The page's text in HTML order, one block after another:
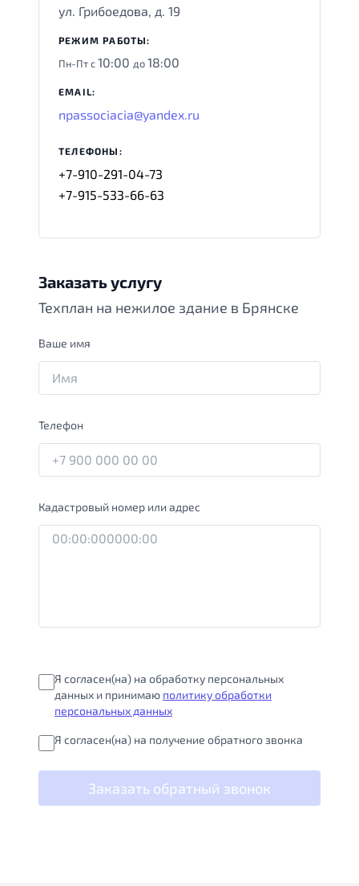
ул. Грибоедова, д. 19
РЕЖИМ РАБОТЫ:
Пн-Пт с10:00 до18:00
EMAIL:
npassociacia@yandex.ru
ТЕЛЕФОНЫ:
+7-910-291-04-73
+7-915-533-66-63
Заказать услугу
Техплан на нежилое здание в Брянске
Ваше имя
Телефон
Кадастровый номер или адрес
Я согласен(на) на обработку персональных
данных и принимаю политику обработки
персональных данных
Я согласен(на) на получение обратного звонка
Заказать обратный звонок